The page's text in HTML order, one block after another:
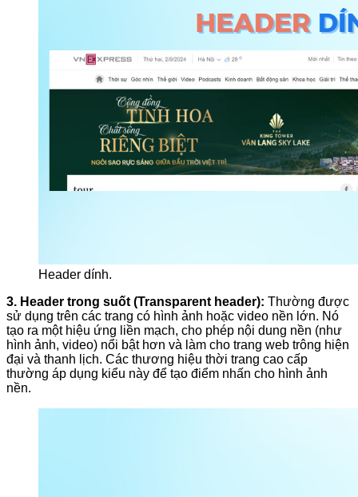
Header dính.
3. Header trong suốt (Transparent header): Thường được
sử dụng trên các trang có hình ảnh hoặc video nền lớn. Nó
tạo ra một hiệu ứng liền mạch, cho phép nội dung nền (như
hình ảnh, video) nổi bật hơn và làm cho trang web trông hiện
đại và thanh lịch. Các thương hiệu thời trang cao cấp
thường áp dụng kiểu này để tạo điểm nhấn cho hình ảnh
nền.